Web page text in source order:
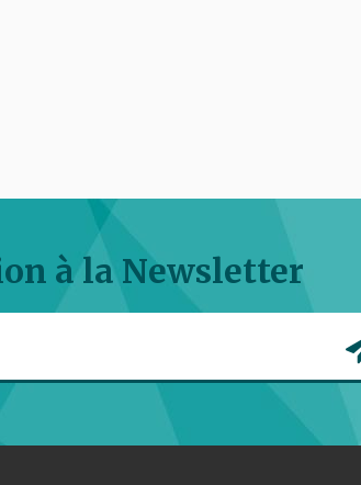
à la Newsletter